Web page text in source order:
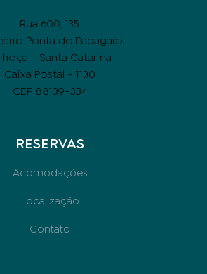
Rua 600, 135.
Ponta do Papagaio.
- Santa Catarina
Caixa Postal - 1130
CEP 88139-334
RESERVAS
Acomodações
Localização
Contato